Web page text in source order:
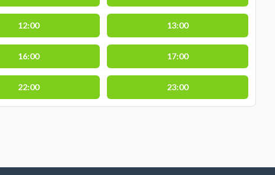
12:00 13:00
16:00 17:00
22:00 23:00